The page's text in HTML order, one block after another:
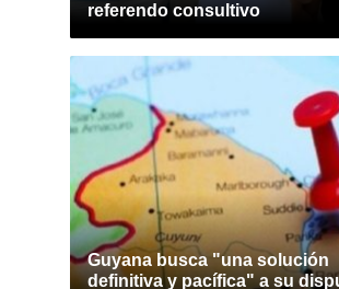
referendo consultivo
Guyana busca "una solución
definitiva y pacífica" a su